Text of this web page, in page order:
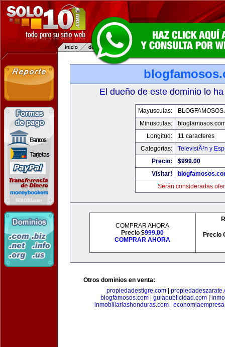
El dueño de este dominio lo
Mayusculas:
Minusculas:
Longitud:
11 caracteres
Categorias:
TelevisiÃ³n y
Precio:
$999.00
Visitar!
Serán consideradas
COMPRAR AHORA
Precio $999.00
COMPRAR AHORA
Precio
Otros dominios en venta:
propiedadestigre.com
blogfamosos.com
guiapublicidad.com
inmobiliariashonduras.com